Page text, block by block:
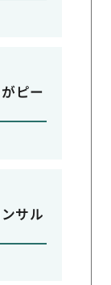
ピー
サル